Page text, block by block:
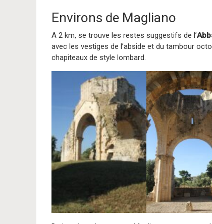
Environs de Magliano
A 2 km, se trouve les restes suggestifs de l’
avec les vestiges de l’abside et du tambour
chapiteaux de style lombard.